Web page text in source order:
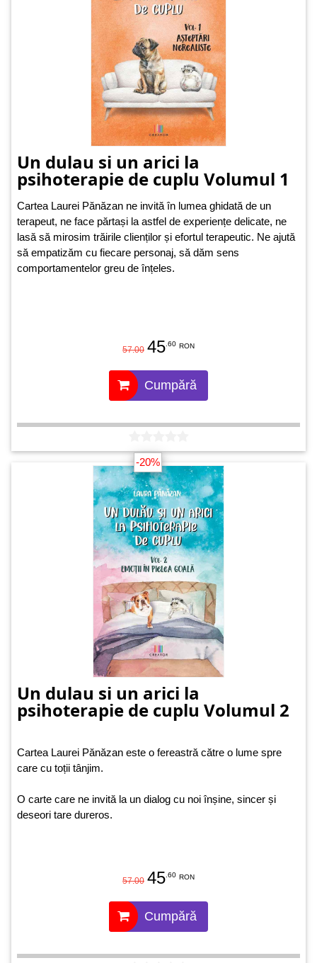
Un dulau si un arici la
psihoterapie de cuplu Volumul 1
Cartea Laurei Pănăzan ne invită în lumea ghidată de un
terapeut, ne face părtași la astfel de experiențe delicate, ne
lasă să mirosim trăirile clienților și efortul terapeutic. Ne ajută
să empatizăm cu fiecare personaj, să dăm sens
comportamentelor greu de înțeles.
57.00 45 .60 RON
Cumpără
-20%
Un dulau si un arici la
psihoterapie de cuplu Volumul 2
Cartea Laurei Pănăzan este o fereastră către o lume spre
care cu toții tânjim.
O carte care ne invită la un dialog cu noi înșine, sincer și
deseori tare dureros.
57.00 45 .60 RON
Cumpără